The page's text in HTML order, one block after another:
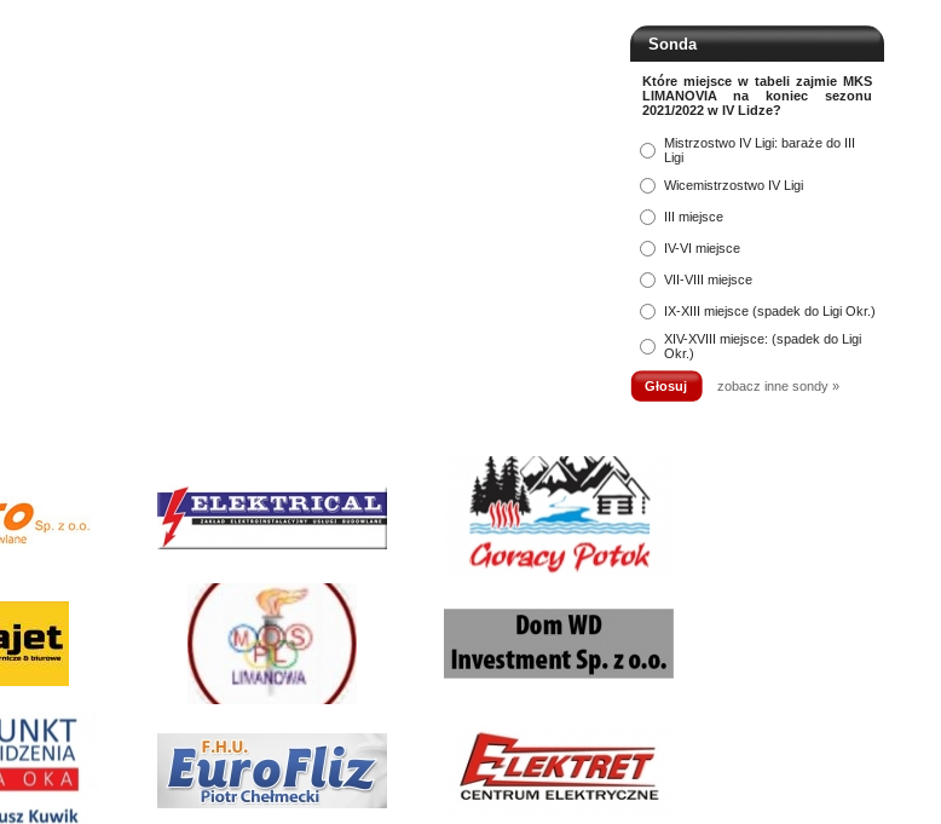
Sonda
Które miejsce w tabeli zajmie MKS
LIMANOVIA na koniec sezonu
2021/2022 w IV Lidze?
Mistrzostwo IV Ligi: baraże do III
Ligi
Wicemistrzostwo IV Ligi
III miejsce
IV-VI miejsce
VII-VIII miejsce
IX-XIII miejsce (spadek do Ligi Okr.)
XIV-XVIII miejsce: (spadek do Ligi
Okr.)
zobacz inne sondy »